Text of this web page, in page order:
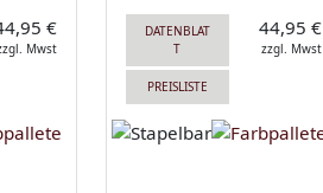
€
Mwst
DATENBLAT
T
PREISLISTE
44,95 €
zzgl. Mwst